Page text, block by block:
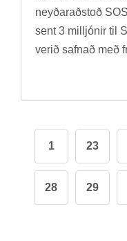
neyð­ar­að­stoð
sent 3 millj­ón­ir til
ver­ið safn­að með
1 23
28 29